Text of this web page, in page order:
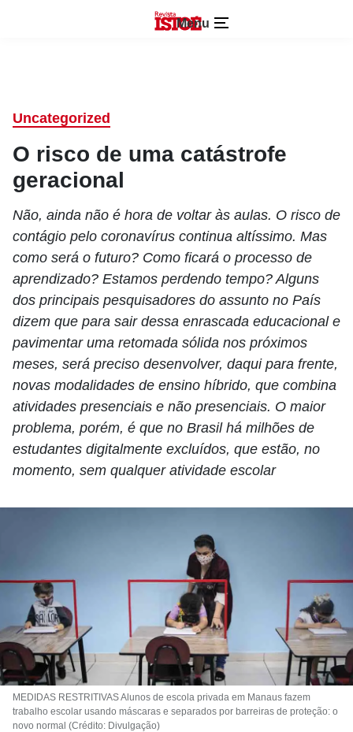
Menu
Uncategorized
O risco de uma catástrofe
geracional
Não, ainda não é hora de voltar às aulas. O risco de
contágio pelo coronavírus continua altíssimo. Mas
como será o futuro? Como ficará o processo de
aprendizado? Estamos perdendo tempo? Alguns
dos principais pesquisadores do assunto no País
dizem que para sair dessa enrascada educacional e
pavimentar uma retomada sólida nos próximos
meses, será preciso desenvolver, daqui para frente,
novas modalidades de ensino híbrido, que combina
atividades presenciais e não presenciais. O maior
problema, porém, é que no Brasil há milhões de
estudantes digitalmente excluídos, que estão, no
momento, sem qualquer atividade escolar
MEDIDAS RESTRITIVAS Alunos de escola privada em Manaus fazem
trabalho escolar usando máscaras e separados por barreiras de proteção: o
novo normal (Crédito: Divulgação)